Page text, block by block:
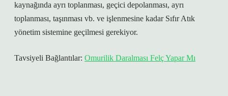
kaynağında ayrı toplanması, geçici depolanması, ayrı
toplanması, taşınması vb. ve işlenmesine kadar Sıfır Atık
yönetim sistemine geçilmesi gerekiyor.
Tavsiyeli Bağlantılar: Omurilik Daralması Felç Yapar Mı